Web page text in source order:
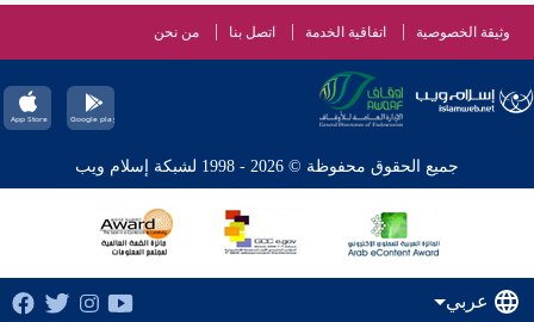
وثيقة الخصوصية اتفاقية الخدمة اتصل بنا من نحن
جميع الحقوق محفوظة © 2026 - 1998 لشبكة إسلام ويب
عربي